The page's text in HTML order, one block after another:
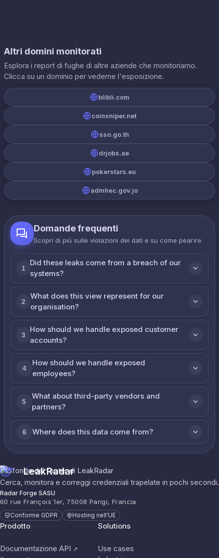
Altri domini monitorati
Esplora i report di fughe di altre aziende che monitoriamo.
Clicca su un dominio per vederne l'esposizione.
blibli.com
coinsniper.net
sso.go.th
drjobs.ae
pokerstars.eu
admhec.gov.jo
Domande frequenti
Scopri di più sulle violazioni dei dati e su come реагire
1
Did these leaks come from a breach of our
systems?
2
What does this view represent for our
organisation?
3
How should we handle exposed customer
accounts?
4
How should we handle exposed
employees?
5
What about third-party vendors and
partners?
6 Where does this data come from?
LeakRadar
Cerca, monitora e correggi credenziali trapelate in pochi secondi.
Radar Forge SASU
60 rue François 1er, 75008 Parigi, Francia
Conforme GDPR Hosting nell'UE
Prodotto
Documentazione API ↗
Solutions
Use cases